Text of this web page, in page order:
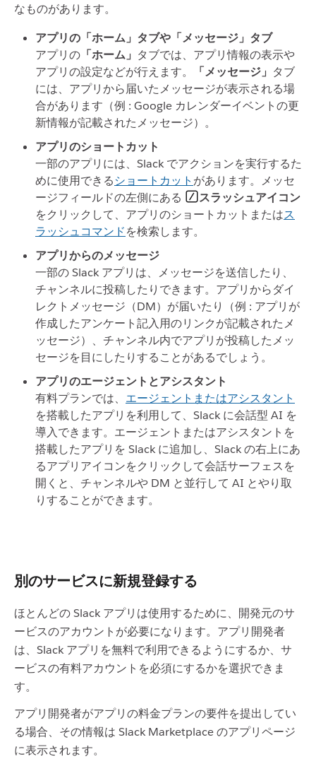
なものがあります。
アプリの「ホーム」タブや「メッセージ」タブ
アプリの 「ホーム」 タブでは、アプリ情報の表示や
アプリの設定などが行えます。
「メッセージ」 タブ
には、アプリから届いたメッセージが表示される場
合があります（例 : Google カレンダーイベントの更
新情報が記載されたメッセージ）。
アプリのショートカット
一部のアプリには、Slack でアクションを実行するた
めに使用できるショートカット があります。メッセ
ージフィールドの左側にある
スラッシュアイコン
をクリックして、アプリのショートカットまたはス
ラッシュコマンドを検索します。
アプリからのメッセージ
一部の Slack アプリは、メッセージを送信したり、
チャンネルに投稿したりできます。アプリからダイ
レクトメッセージ（DM）が届いたり（例 : アプリが
作成したアンケート記入用のリンクが記載されたメ
ッセージ）、チャンネル内でアプリが投稿したメッ
セージを目にしたりすることがあるでしょう。
アプリのエージェントとアシスタント
有料プランでは、 エージェントまたはアシスタント
を搭載したアプリを利用して、Slack に会話型 AI を
導入できます。エージェントまたはアシスタントを
搭載したアプリを Slack に追加し、Slack の右上にあ
るアプリアイコンをクリックして会話サーフェスを
開くと、チャンネルや DM と並行して AI とやり取
りすることができます。
別のサービスに新規登録する
ほとんどの Slack アプリは使用するために、開発元のサ
ービスのアカウントが必要になります。アプリ開発者
は、Slack アプリを無料で利用できるようにするか、サ
ービスの有料アカウントを必須にするかを選択できま
す。
アプリ開発者がアプリの料金プランの要件を提出してい
る場合、その情報は Slack Marketplace のアプリページ
に表示されます。